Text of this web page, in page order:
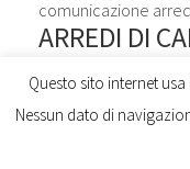
comunicazione
ARREDI DI
Ci sono molte
complementi e
Disegni, laMobili
A me è capitato di
Questo sito internet
Nessun dato di